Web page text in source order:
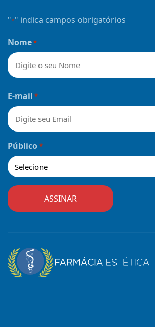
"*" indica campos obrigatórios
Nome*
E-mail *
Público*